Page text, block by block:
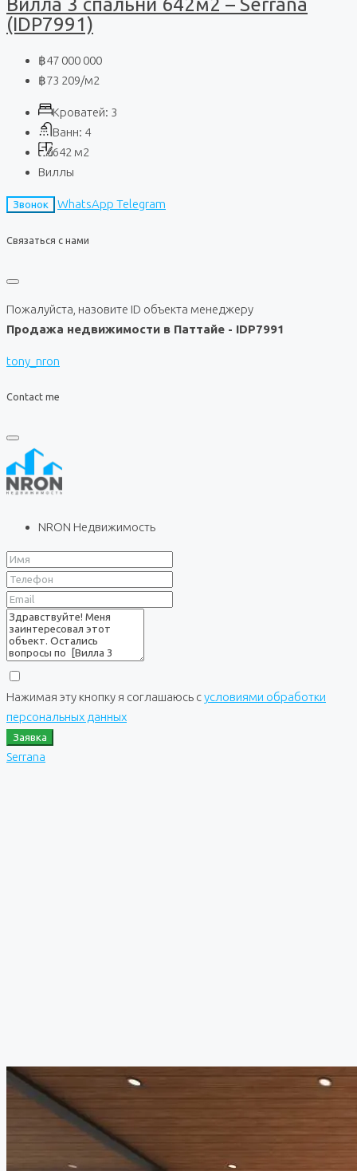
Вилла 3 спальни 642м2 – Serrana
(IDP7991)
฿47 000 000
฿73 209/м2
Кроватей: 3
Ванн: 4
642 м2
Виллы
Звонок WhatsApp Telegram
Связаться с нами
Пожалуйста, назовите ID объекта менеджеру
Продажа недвижимости в Паттайе - IDP7991
tony_nron
Contact me
NRON Недвижимость
Нажимая эту кнопку я соглашаюсь сусловиями обработки
персональных данных
Заявка
Serrana